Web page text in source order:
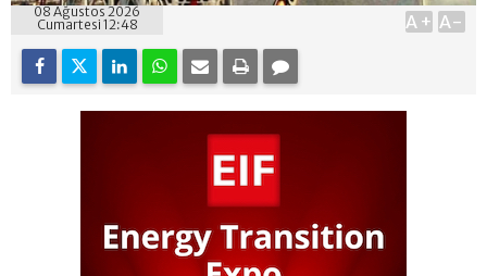
08 Ağustos 2026
Cumartesi 12:48
A+ A-